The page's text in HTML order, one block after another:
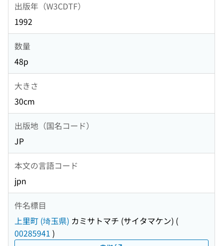
出版年（W3CDTF）
1992
数量
48p
大きさ
30cm
出版地（国名コード）
JP
本文の言語コード
jpn
件名標目
上里町 (埼玉県) カミサトマチ (サイタマケン) (
00285941 )